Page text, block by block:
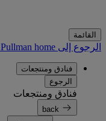
القائمة
الرجوع إلى Pullman home Pullman home
فنادق ومنتجعات
الرجوع
فنادق ومنتجعات
back